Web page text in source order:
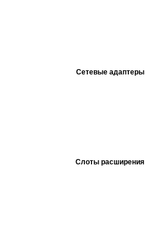
Сетевые адаптеры
Слоты расширения